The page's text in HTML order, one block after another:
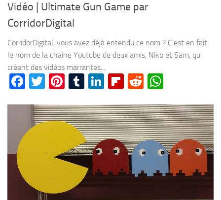
Vidéo | Ultimate Gun Game par
CorridorDigital
CorridorDigital, vous avez déjà entendu ce nom ? C’est en fait
le nom de la chaîne Youtube de deux amis, Niko et Sam, qui
créent des vidéos marrantes...
Facebook
TwitterPinterest
TumblrLinkedIn
Flipboard
Reddit